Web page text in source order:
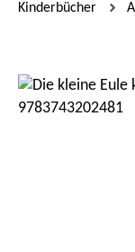
Kinderbücher
Bildergalerie